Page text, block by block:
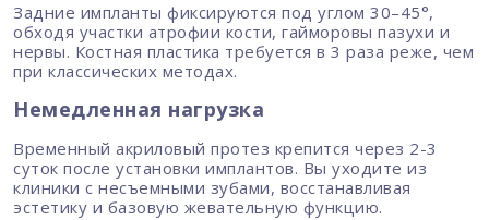
Задние импланты фиксируются под углом 30–45°,
обходя участки атрофии кости, гайморовы пазухи и
нервы. Костная пластика требуется в 3 раза реже, чем
при классических методах.
Немедленная нагрузка
Временный акриловый протез крепится через 2-3
суток после установки имплантов. Вы уходите из
клиники с несъемными зубами, восстанавливая
эстетику и базовую жевательную функцию.